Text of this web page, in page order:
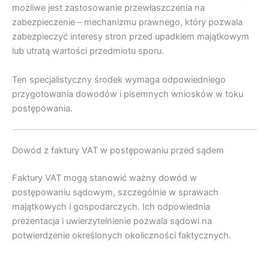
możliwe jest zastosowanie przewłaszczenia na
zabezpieczenie – mechanizmu prawnego, który pozwala
zabezpieczyć interesy stron przed upadkiem majątkowym
lub utratą wartości przedmiotu sporu.
Ten specjalistyczny środek wymaga odpowiedniego
przygotowania dowodów i pisemnych wniosków w toku
postępowania.
Dowód z faktury VAT w postępowaniu przed sądem
Faktury VAT mogą stanowić ważny dowód w
postępowaniu sądowym, szczególnie w sprawach
majątkowych i gospodarczych. Ich odpowiednia
prezentacja i uwierzytelnienie pozwala sądowi na
potwierdzenie określonych okoliczności faktycznych.